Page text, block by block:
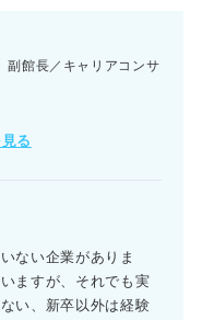
副館長／キャリアコンサ
る
ない企業がありま
ますが、それでも実
い、新卒以外は経験